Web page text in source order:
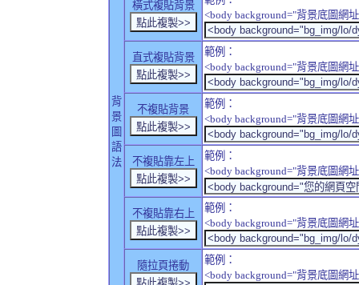
背
景
圖
語
法
橫式複貼背景
<body background="背景底圖網
直式複貼背景
範例：
<body background="背景底圖網
不複貼背景
範例：
<body background="背景底圖網
不複貼靠左上
範例：
<body background="背景底圖網
不複貼靠右上
範例：
<body background="背景底圖網
隨拉頁捲動
範例：
<body background="背景底圖網